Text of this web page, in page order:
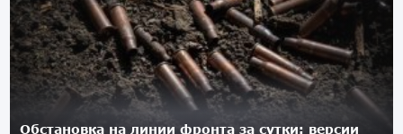
Обстановка на линии фронта за сутки: версии